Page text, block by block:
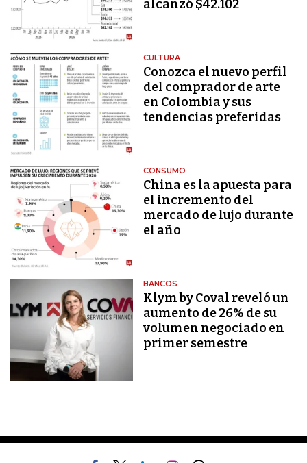
alcanzó $42.102
CULTURA
Conozca el nuevo perfil
del comprador de arte
en Colombia y sus
tendencias preferidas
CONSUMO
China es la apuesta para
el incremento del
mercado de lujo durante
el año
BANCOS
Klym by Coval reveló un
aumento de 26% de su
volumen negociado en
primer semestre